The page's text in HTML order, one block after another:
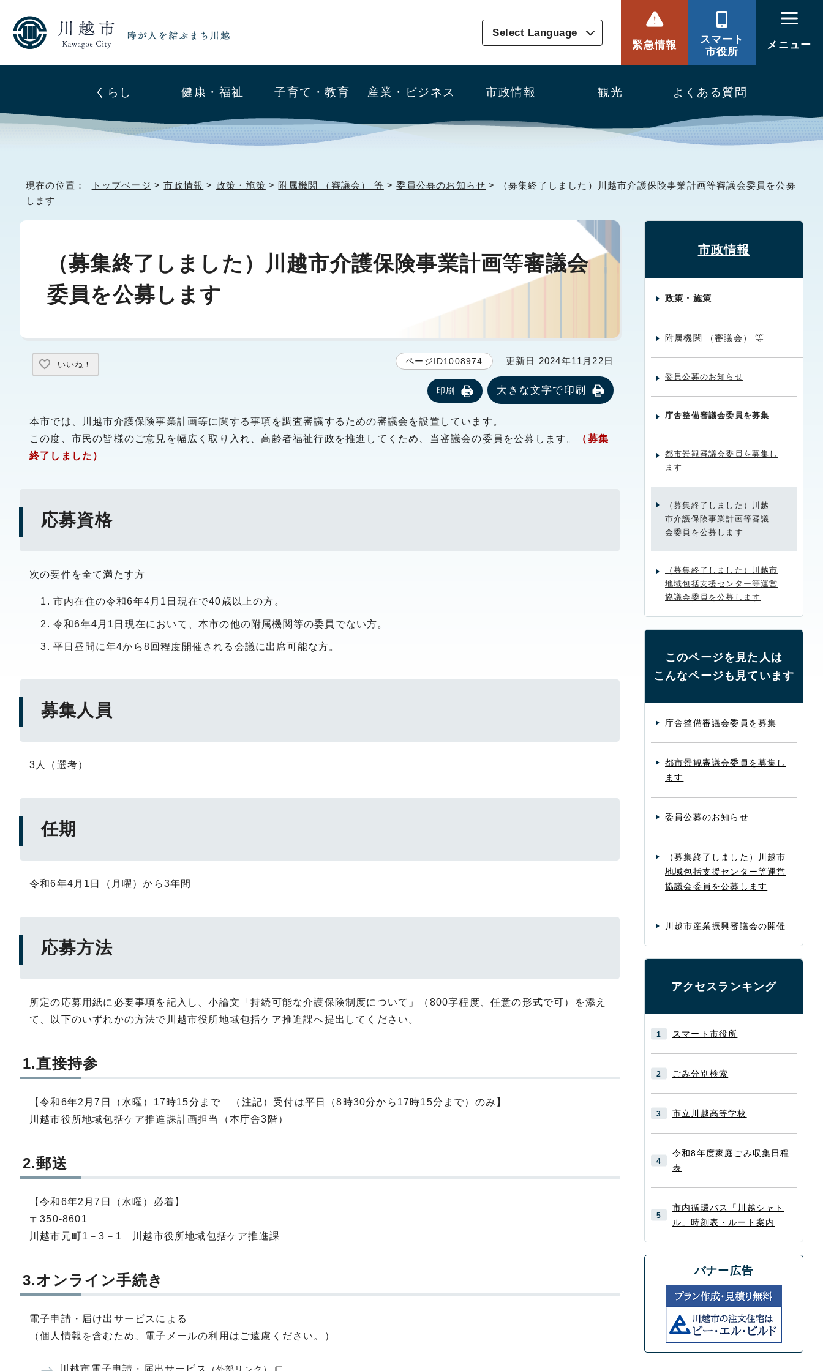
Select Language
緊急情報
スマート
市役所
メニュー
くらし 健康・福祉 子育て・教育 産業・ビジネス 市政情報 観光 よくある質問
現在の位置： トップページ >市政情報 > 政策・施策 > 附属機関 （審議会） 等 >委員公募のお知らせ > （募集終了しました）川越市介護保険事業計画等審議会委員を公募
します
（募集終了しました）川越市介護保険事業計画等審議会
委員を公募します
いいね！ ページID1008974 更新日 2024年11月22日
印刷 大きな文字で印刷
本市では、川越市介護保険事業計画等に関する事項を調査審議するための審議会を設置しています。
この度、市民の皆様のご意見を幅広く取り入れ、高齢者福祉行政を推進してくため、当審議会の委員を公募します。
（募集
終了しました）
応募資格
次の要件を全て満たす方
市内在住の令和6年4月1日現在で40歳以上の方。
令和6年4月1日現在において、本市の他の附属機関等の委員でない方。
平日昼間に年4から8回程度開催される会議に出席可能な方。
募集人員
3人（選考）
任期
令和6年4月1日（月曜）から3年間
応募方法
所定の応募用紙に必要事項を記入し、小論文「持続可能な介護保険制度について」（800字程度、任意の形式で可）を添え
て、以下のいずれかの方法で川越市役所地域包括ケア推進課へ提出してください。
1.直接持参
【令和6年2月7日（水曜）17時15分まで （注記）受付は平日（8時30分から17時15分まで）のみ】
川越市役所地域包括ケア推進課計画担当（本庁舎3階）
2.郵送
【令和6年2月7日（水曜）必着】
〒350-8601
川越市元町1－3－1 川越市役所地域包括ケア推進課
3.オンライン手続き
電子申請・届け出サービスによる
（個人情報を含むため、電子メールの利用はご遠慮ください。）
川越市電子申請・届出サービス
市政情報
政策・施策
附属機関 （審議会） 等
委員公募のお知らせ
庁舎整備審議会委員を募集
都市景観審議会委員を募集し
ます
（募集終了しました）川越
市介護保険事業計画等審議
会委員を公募します
（募集終了しました）川越市
地域包括支援センター等運営
協議会委員を公募します
このページを見た人は
こんなページも見ています
庁舎整備審議会委員を募集
都市景観審議会委員を募集し
ます
委員公募のお知らせ
（募集終了しました）川越市
地域包括支援センター等運営
協議会委員を公募します
川越市産業振興審議会の開催
アクセスランキング
スマート市役所
ごみ分別検索
市立川越高等学校
令和8年度家庭ごみ収集日程
表
市内循環バス「川越シャト
ル」時刻表・ルート案内
バナー広告